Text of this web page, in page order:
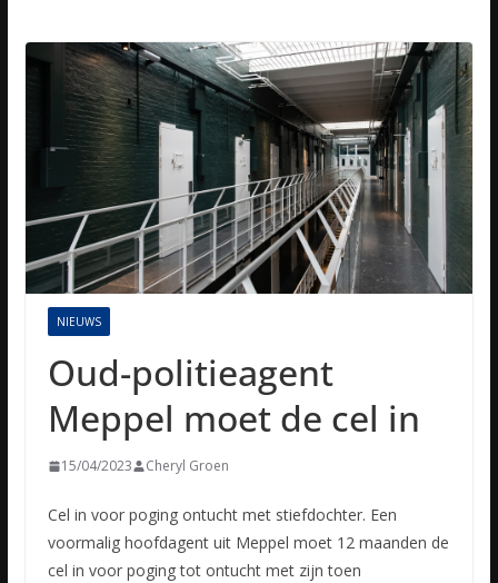
NIEUWS
Oud-politieagent
Meppel moet de cel in
15/04/2023 Cheryl Groen
Cel in voor poging ontucht met stiefdochter. Een
voormalig hoofdagent uit Meppel moet 12 maanden de
cel in voor poging tot ontucht met zijn toen